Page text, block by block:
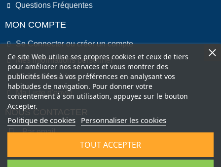
Questions Fréquentes
MON COMPTE
Se Connecter ou créer un compte
Mes informations personnel
Mes commandes
Ma Liste d'envie
NOUS CONTACTER
Par email
Ce site Web utilise ses propres cookies et ceux de tiers
pour améliorer nos services et vous montrer des
publicités liées à vos préférences en analysant vos
habitudes de navigation. Pour donner votre
consentement à son utilisation, appuyez sur le bouton
Accepter.
Politique de cookies Personnaliser les cookies
TOUT ACCEPTER